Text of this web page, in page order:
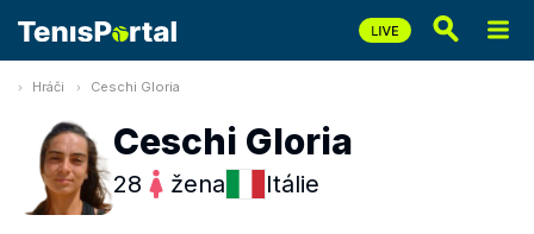
Hráči Ceschi Gloria
Ceschi Gloria
28 žena Itálie